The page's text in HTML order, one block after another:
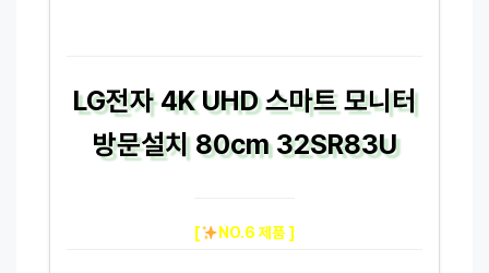
LG전자 4K UHD 스마트 모니터
방문설치 80cm 32SR83U
[ NO.6 제품 ]